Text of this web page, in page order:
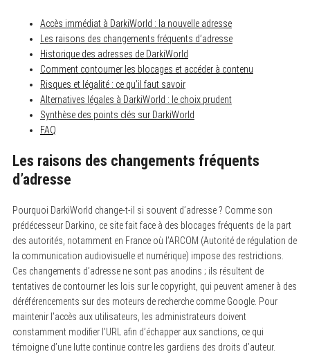
Accès immédiat à DarkiWorld : la nouvelle adresse
Les raisons des changements fréquents d’adresse
Historique des adresses de DarkiWorld
Comment contourner les blocages et accéder à contenu
Risques et légalité : ce qu’il faut savoir
Alternatives légales à DarkiWorld : le choix prudent
Synthèse des points clés sur DarkiWorld
FAQ
Les raisons des changements fréquents
d’adresse
Pourquoi DarkiWorld change-t-il si souvent d’adresse ? Comme son
prédécesseur Darkino, ce site fait face à des blocages fréquents de la part
des autorités, notamment en France où l’ARCOM (Autorité de régulation de
la communication audiovisuelle et numérique) impose des restrictions.
Ces changements d’adresse ne sont pas anodins ; ils résultent de
tentatives de contourner les lois sur le copyright, qui peuvent amener à des
déréférencements sur des moteurs de recherche comme Google. Pour
maintenir l’accès aux utilisateurs, les administrateurs doivent
constamment modifier l’URL afin d’échapper aux sanctions, ce qui
témoigne d’une lutte continue contre les gardiens des droits d’auteur.